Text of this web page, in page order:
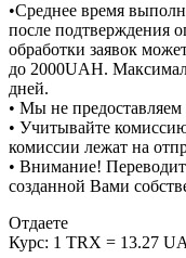
•Среднее время
после подтверждения
обработки заявок
до 2000UAH.
дней.
• Мы не
• Учитывайте
комиссии лежат на
• Внимание!
созданной Вами
Отдаете
Курс: 1 TRX = 13.27